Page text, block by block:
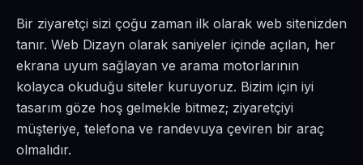
Bir ziyaretçi sizi çoğu zaman ilk olarak web sitenizden
tanır. Web Dizayn olarak saniyeler içinde açılan, her
ekrana uyum sağlayan ve arama motorlarının
kolayca okuduğu siteler kuruyoruz. Bizim için iyi
tasarım göze hoş gelmekle bitmez; ziyaretçiyi
müşteriye, telefona ve randevuya çeviren bir araç
olmalıdır.